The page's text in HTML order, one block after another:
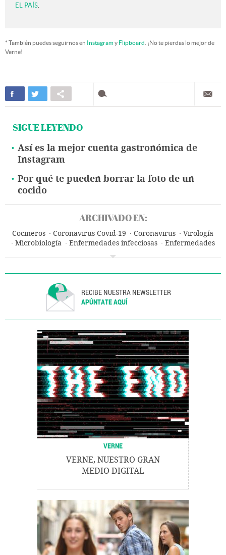
EL PAÍS.
* También puedes seguirnos en Instagramy Flipboard . ¡No te pierdas lo mejor de
Verne!
SIGUE LEYENDO
Así es la mejor cuenta gastronómica de
Instagram
Por qué te pueden borrar la foto de un
cocido
ARCHIVADO EN:
Cocineros Coronavirus Covid-19 Coronavirus
Virología
Microbiología
Enfermedades infecciosas
Enfermedades
RECIBE NUESTRA NEWSLETTER
APÚNTATE AQUÍ
VERNE
VERNE, NUESTRO GRAN
MEDIO DIGITAL